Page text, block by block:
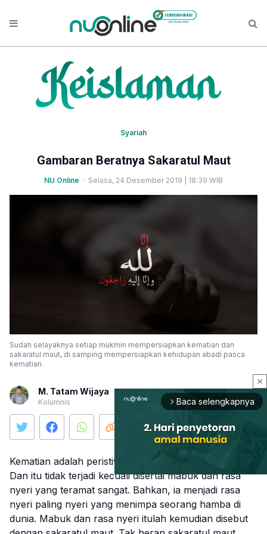
Syariah
Gambaran Beratnya Sakaratul Maut
NU Online · Selasa, 24 Desember 2019 | 18:39 WIB
Sudah selayaknya setiap mukmin mempersiapkan kematian dan
sakaratul maut, di samping mempersiapkan kehidupan abadi pasca
kematian.
M. Tatam Wijaya
Kolumnis
Kematian adalah peristiwa berpisahnya ruh dari jasad.
Dan itu tidak terjadi kecuali disertai mabuk dan rasa
nyeri yang teramat sangat. Bahkan, ia menjadi rasa
nyeri paling nyeri yang menimpa seorang hamba di
dunia. Mabuk dan rasa nyeri itulah kemudian disebut
close
arrow_forward_ios Baca selengkapnya
Mute